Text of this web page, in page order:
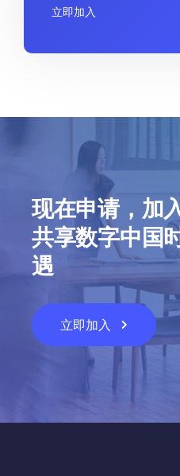
立即加入
现在申请，加
共享数字中国
遇
立即加入